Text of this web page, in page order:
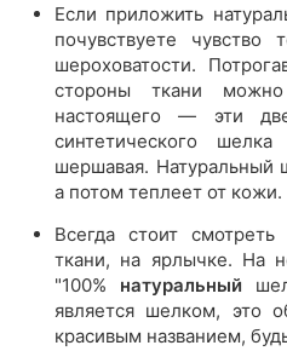
Если приложить
почувствуете
шероховатости.
стороны ткани
настоящего — эти
синтетического
шершавая. Натуральный
а потом теплеет от кожи.
Всегда стоит
ткани, на ярлычке. На
"100% натуральный
является шелком, это
красивым названием,